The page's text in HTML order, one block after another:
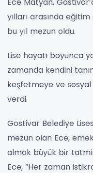
yılları arasında
bu yıl mezun oldu.
Lise hayatı boyunca
zamanda kendini
keşfetmeye ve
verdi.
Gostivar Belediye
mezun olan Ece,
almak büyük bir
Ece, “Her zaman